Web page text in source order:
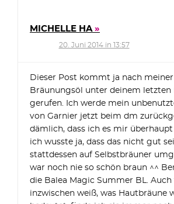
MICHELLE HA
20. Juni 2014 in 13:57
Dieser Post kommt ja nach
Bräunungsöl unter deinem letzten
gerufen. Ich werde mein
von Garnier jetzt beim dm
dämlich, dass ich es mir
ich wusste ja, dass das nicht gut
stattdessen auf Selbstbräuner
war noch nie so schön braun ^^
die Balea Magic Summer BL.
inzwischen weiß, was Hautbräune